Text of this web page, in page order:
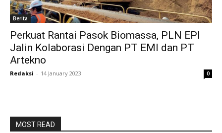
Berita
Perkuat Rantai Pasok Biomassa, PLN EPI
Jalin Kolaborasi Dengan PT EMI dan PT
Artekno
Redaksi - 14 January 2023 0
MOST READ